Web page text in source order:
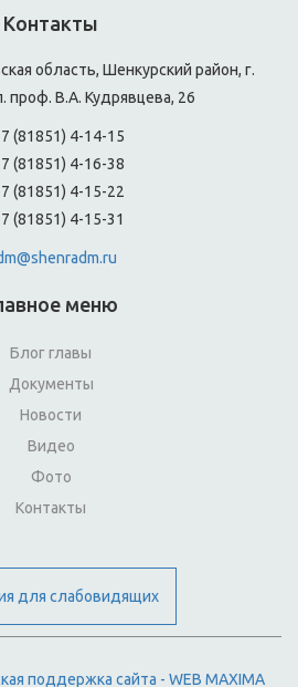
Контакты
область, Шенкурский район, г.
проф. В.А. Кудрявцева, 26
(81851) 4-14-15
(81851) 4-16-38
(81851) 4-15-22
(81851) 4-15-31
меню
Блог главы
Документы
Новости
Видео
Фото
Контакты
для слабовидящих
поддержка сайта - WEB MAXIMA